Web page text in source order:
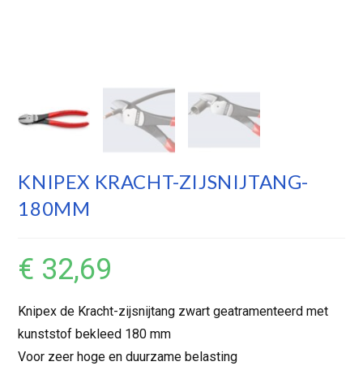
KNIPEX KRACHT-ZIJSNIJTANG-
180MM
€ 32,69
Knipex de Kracht-zijsnijtang zwart geatramenteerd met
kunststof bekleed 180 mm
Voor zeer hoge en duurzame belasting